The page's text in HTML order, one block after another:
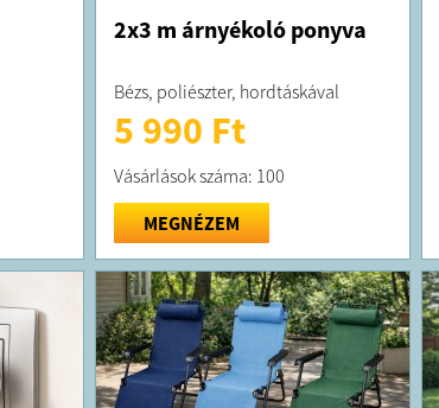
2x3 m árnyékoló ponyva
Bézs, poliészter, hordtáskával
5 990 Ft
Vásárlások száma: 100
MEGNÉZEM